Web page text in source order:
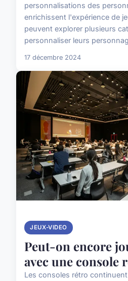
personnalisations des
enrichissent l'expérience de
peuvent explorer plusieurs
personnaliser leurs
17 décembre 2024
JEUX-VIDEO
Peut-on encore
avec une console
Les consoles rétro